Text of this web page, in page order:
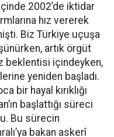
2002’de iktidar
hız vererek
Biz Türkiye uçuşa
artık örgüt
beklentisi içindeyken,
yeniden başladı.
bir hayal kırıklığı
başlattığı süreci
Bu sürecin
bakan askerî